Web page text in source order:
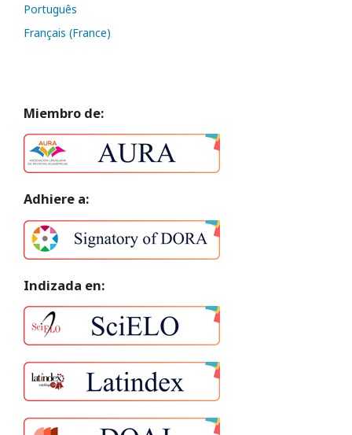
Português
Français (France)
Miembro de:
Adhiere a:
Indizada en: